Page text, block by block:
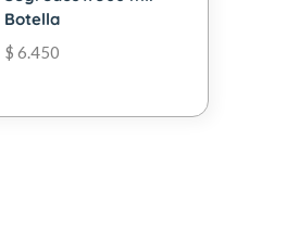
Botella
$ 6.450